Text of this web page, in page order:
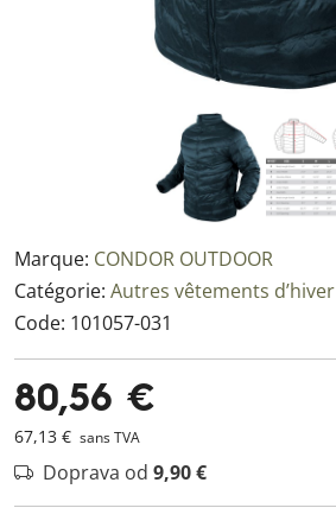
Marque: CONDOR OUTDOOR
Catégorie: Autres vêtements d’hiver
Code: 101057-031
80,56 €
67,13 € sans TVA
Doprava od 9,90 €